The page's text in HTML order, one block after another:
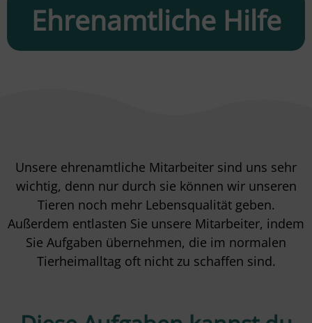
Ehrenamtliche Hilfe
Unsere ehrenamtliche Mitarbeiter sind uns sehr
wichtig, denn nur durch sie können wir unseren
Tieren noch mehr Lebensqualität geben.
Außerdem entlasten Sie unsere Mitarbeiter, indem
Sie Aufgaben übernehmen, die im normalen
Tierheimalltag oft nicht zu schaffen sind.